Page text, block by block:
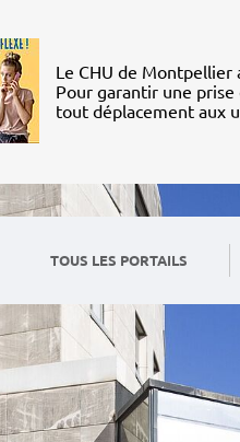
Le CHU de Montpellier
Pour garantir une prise
tout déplacement aux
TOUS LES PORTAILS